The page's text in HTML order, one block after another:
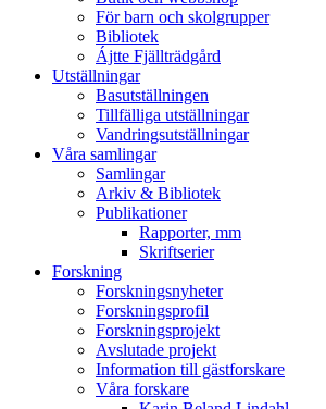
För barn och skolgrupper
Bibliotek
Ájtte Fjällträdgård
Utställningar
Basutställningen
Tillfälliga utställningar
Vandringsutställningar
Våra samlingar
Samlingar
Arkiv & Bibliotek
Publikationer
Rapporter, mm
Skriftserier
Forskning
Forskningsnyheter
Forskningsprofil
Forskningsprojekt
Avslutade projekt
Information till gästforskare
Våra forskare